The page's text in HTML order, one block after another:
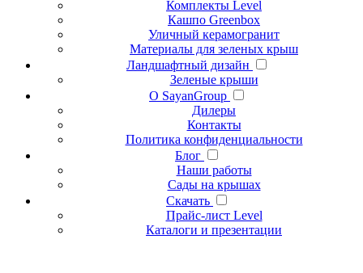
Комплекты Level
Кашпо Greenbox
Уличный керамогранит
Материалы для зеленых крыш
Ландшафтный дизайн
Зеленые крыши
О SayanGroup
Дилеры
Контакты
Политика конфиденциальности
Блог
Наши работы
Сады на крышах
Скачать
Прайс-лист Level
Каталоги и презентации